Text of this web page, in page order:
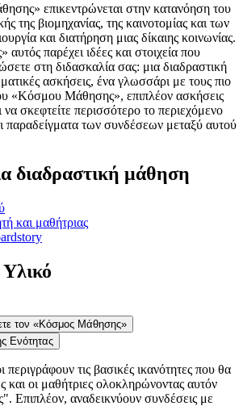
επικεντρώνεται στην κατανόηση του
της βιομηχανίας, της καινοτομίας και των
και διατήρηση μιας δίκαιης κοινωνίας.
παρέχει ιδέες και στοιχεία που
στη διδασκαλία σας: μια διαδραστική
ασκήσεις, ένα γλωσσάρι με τους πιο
«Κόσμου Μάθησης», επιπλέον ασκήσεις
να σκεφτείτε περισσότερο το περιεχόμενο
των συνδέσεων μεταξύ αυτού
διαδραστική μάθηση
και μαθήτριας
τον «Κόσμος Μάθησης»
Ενότητας
τις βασικές ικανότητες που θα
και οι μαθήτριες ολοκληρώνοντας αυτόν
αναδεικνύουν συνδέσεις με